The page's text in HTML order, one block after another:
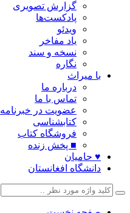
گزارش تصویری
پادکست‌ها
ویدئو
یاد مفاخر
نسخه و سند
نگاره
با میراث
درباره ما
تماس با ما
عضویت در خبرنامه
کتابشناسی
فروشگاه کتاب
■ پخش زنده
♥ حامیان
دانشگاه افغانستان